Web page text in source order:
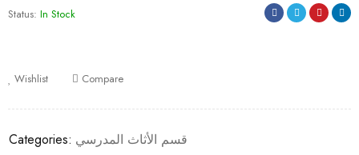
Status: In Stock
Wishlist Compare
Categories: قسم الأثاث المدرسي